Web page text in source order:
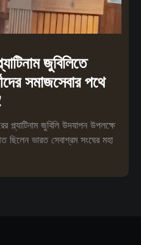
জুবিলিতে
সমাজসেবার পথে
জুবিলি উদযাপন উপলক্ষে
ছিলেন ভারত সেবাশ্রম সংঘের মহা